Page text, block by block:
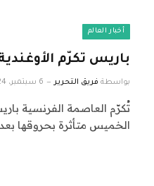
أخبار العالم
باريس تكرّم
بواسطة فريق التحرير 6 سبتمبر، 2024
تُكرّم العاصمة الفرنسية
الخميس متأثرة بحروقها